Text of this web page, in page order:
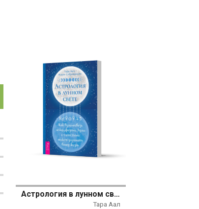
Астрология в лунном свете: как взаимосвязь между фазами Луны и планетами может улучшить вашу жизнь
Тара Аал